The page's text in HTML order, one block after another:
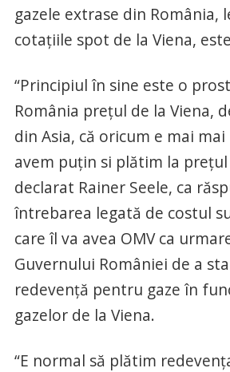
gazele extrase din România,
cotaţiile spot de la Viena,
“Principiul în sine este o
România preţul de la Viena,
din Asia, că oricum e mai mai
avem puţin si plătim la preţul
declarat Rainer Seele, ca
întrebarea legată de costul
care îl va avea OMV ca
Guvernului României de a
redevenţă pentru gaze în
gazelor de la Viena.
“E normal să plătim